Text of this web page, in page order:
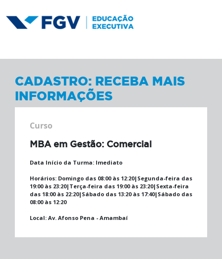
CADASTRO: RECEBA MAIS
INFORMAÇÕES
Curso
MBA em Gestão: Comercial
Data Início da Turma: Imediato
Horários: Domingo das 08:00 às 12:20|Segunda-feira das
19:00 às 23:20|Terça-feira das 19:00 às 23:20|Sexta-feira
das 18:00 às 22:20|Sábado das 13:20 às 17:40|Sábado das
08:00 às 12:20
Local: Av. Afonso Pena - Amambaí